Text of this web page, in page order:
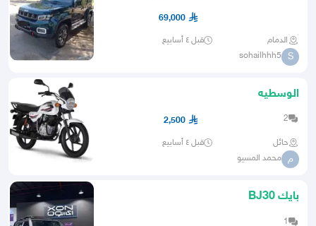
69,000
الدمام قبل ٤ أسابيع
S
sohailhhh5
الوسطيه
2
2,500
حائل قبل ٤ أسابيع
م محمد المسيو
بايك BJ30
1